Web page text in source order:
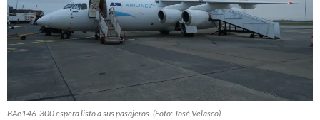
BAe146-300 espera listo a sus pasajeros. (Foto: José Velasco)